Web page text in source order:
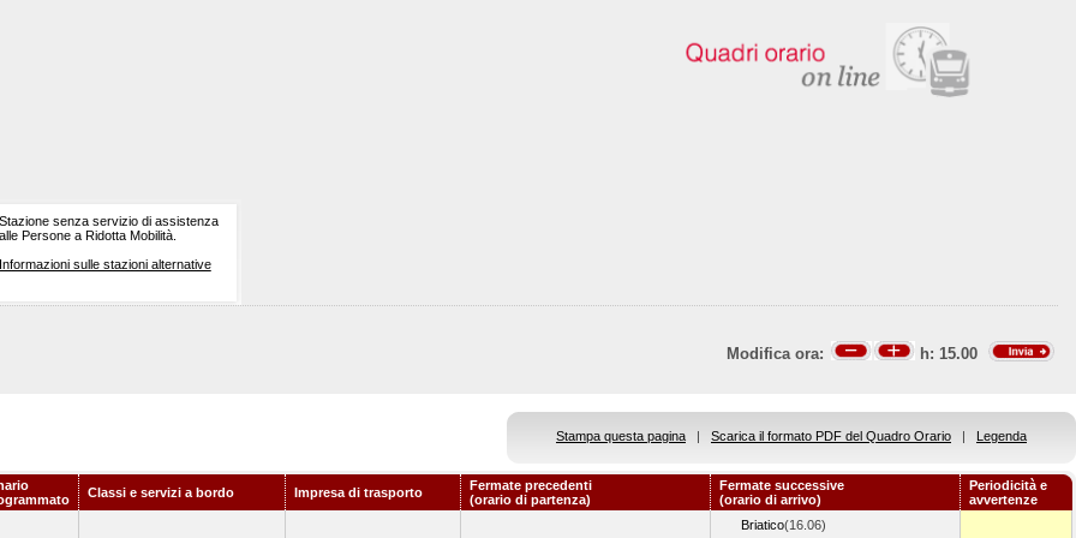
senza servizio di assistenza
Persone a Ridotta Mobilità.
sulle stazioni alternative
Modifica ora: h: 15.00
Stampa questa pagina | Scarica il formato PDF del Quadro Orario | Legenda
Classi e servizi a bordo Impresa di trasporto
Fermate precedenti
(orario di partenza)
Fermate successive
(orario di arrivo)
Periodicità e
avvertenze
Briatico(16.06)